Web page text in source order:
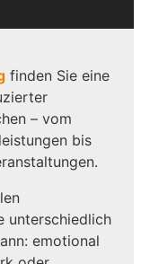
finden Sie eine
– vom
bis
unterschiedlich
emotional